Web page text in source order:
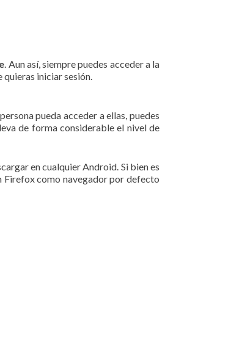
. Aun así, siempre puedes acceder a la
quieras iniciar sesión.
pueda acceder a ellas, puedes
de forma considerable el nivel de
en cualquier Android. Si bien es
Firefox como navegador por defecto